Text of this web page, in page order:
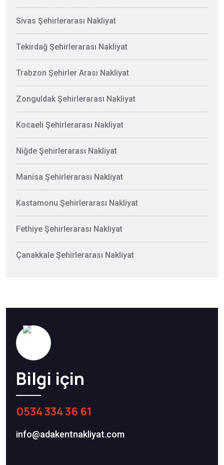
Sivas Şehirlerarası Nakliyat
Tekirdağ Şehirlerarası Nakliyat
Trabzon Şehirler Arası Nakliyat
Zonguldak Şehirlerarası Nakliyat
Kocaeli Şehirlerarası Nakliyat
Niğde Şehirlerarası Nakliyat
Manisa Şehirlerarası Nakliyat
Kastamonu Şehirlerarası Nakliyat
Fethiye Şehirlerarası Nakliyat
Çanakkale Şehirlerarası Nakliyat
Bilgi için
0534 334 36 61
info@adakentnakliyat.com